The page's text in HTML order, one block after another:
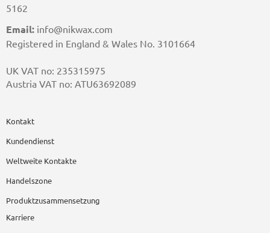
5162
Email: info@nikwax.com
Registered in England & Wales No. 3101664
UK VAT no: 235315975
Austria VAT no: ATU63692089
Kontakt
Kundendienst
Weltweite Kontakte
Handelszone
Produktzusammensetzung
Karriere